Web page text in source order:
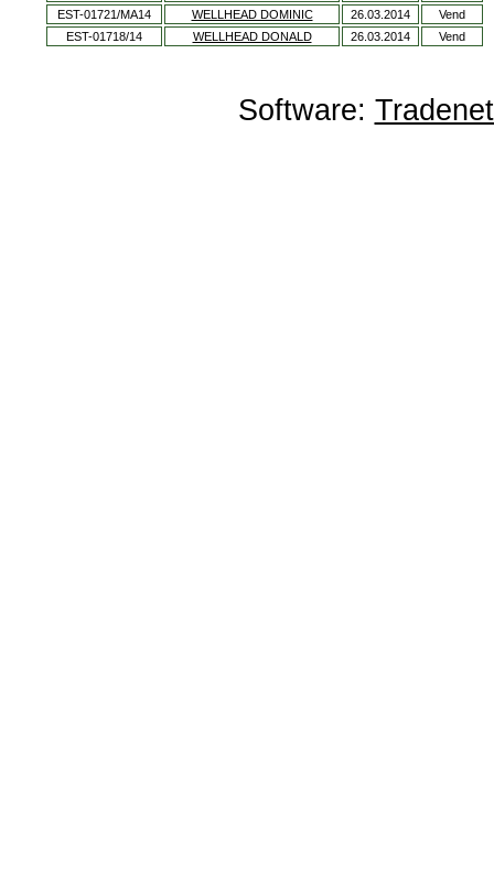
EST-01721/MA14 WELLHEAD DOMINIC 26.03.2014
Vend
EST-01718/14
WELLHEAD DONALD 26.03.2014 Vend
Software: